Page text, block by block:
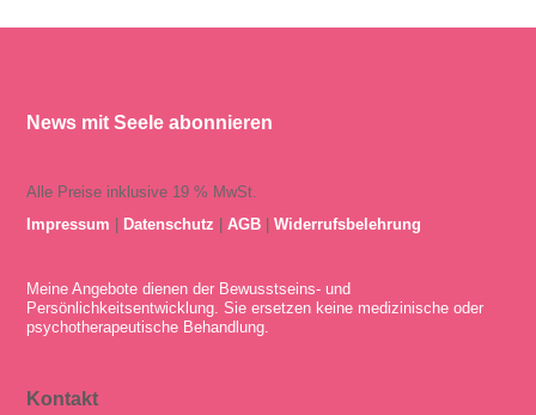
News mit Seele abonnieren
Alle Preise inklusive 19 % MwSt.
Impressum
Datenschutz |AGB |Widerrufsbelehrung
Meine Angebote dienen der Bewusstseins- und
Persönlichkeitsentwicklung. Sie ersetzen keine medizinische oder
psychotherapeutische Behandlung.
Kontakt